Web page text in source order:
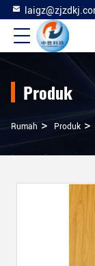
Produk
Rumah > Produk >